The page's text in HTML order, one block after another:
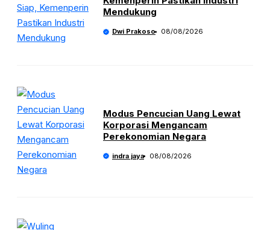
Mendukung
Dwi Prakoso 08/08/2026
Modus Pencucian Uang Lewat
Korporasi Mengancam
Perekonomian Negara
indra jaya 08/08/2026